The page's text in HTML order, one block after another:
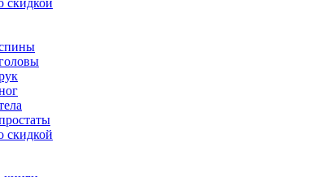
скидкой
скидкой